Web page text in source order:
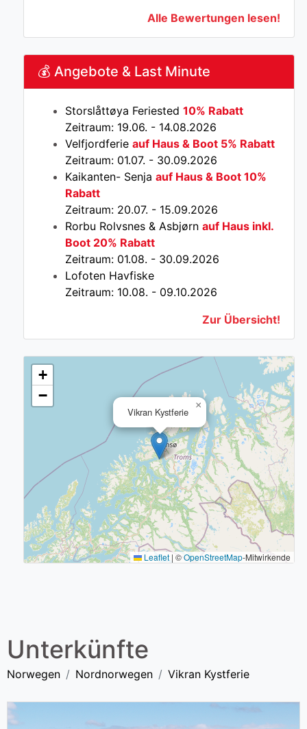
Alle Bewertungen lesen!
💰 Angebote & Last Minute
Storslåttøya Feriested 10% Rabatt
Zeitraum: 19.06. - 14.08.2026
Velfjordferie auf Haus & Boot 5% Rabatt
Zeitraum: 01.07. - 30.09.2026
Kaikanten- Senja auf Haus & Boot 10%
Rabatt
Zeitraum: 20.07. - 15.09.2026
Rorbu Rolvsnes & Asbjørn auf Haus inkl.
Boot 20% Rabatt
Zeitraum: 01.08. - 30.09.2026
Lofoten Havfiske
Zeitraum: 10.08. - 09.10.2026
Zur Übersicht!
Vikran Kystferie
×
+
−
Leaflet | ©OpenStreetMap-Mitwirkende
Unterkünfte
Norwegen Nordnorwegen Vikran Kystferie